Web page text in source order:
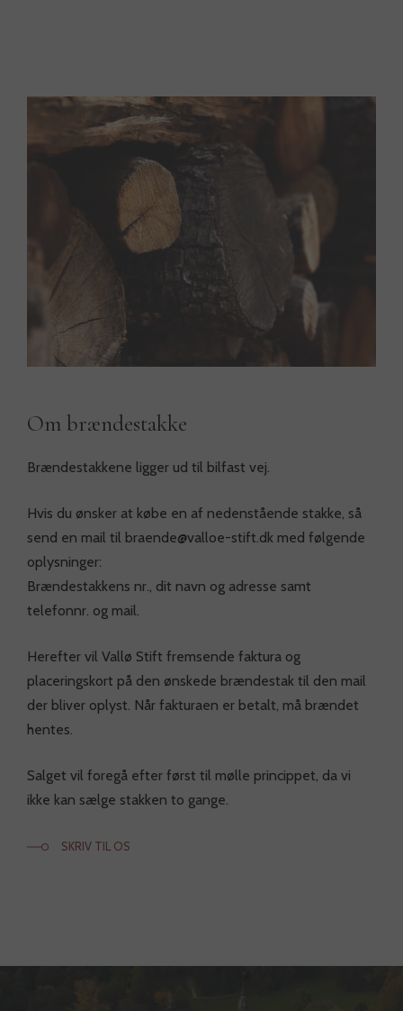
Om brændestakke
Brændestakkene ligger ud til bilfast vej.
Hvis du ønsker at købe en af nedenstående stakke, så
send en mail til braende@valloe-stift.dk med følgende
oplysninger:
Brændestakkens nr., dit navn og adresse samt
telefonnr. og mail.
Herefter vil Vallø Stift fremsende faktura og
placeringskort på den ønskede brændestak til den mail
der bliver oplyst. Når fakturaen er betalt, må brændet
hentes.
Salget vil foregå efter først til mølle princippet, da vi
ikke kan sælge stakken to gange.
SKRIV TIL OS